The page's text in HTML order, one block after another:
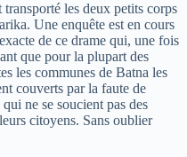
les deux petits corps
Une enquête est en cours
de ce drame qui, une fois
que pour la plupart des
les communes de Batna les
couverts par la faute de
ne se soucient pas des
citoyens. Sans oublier